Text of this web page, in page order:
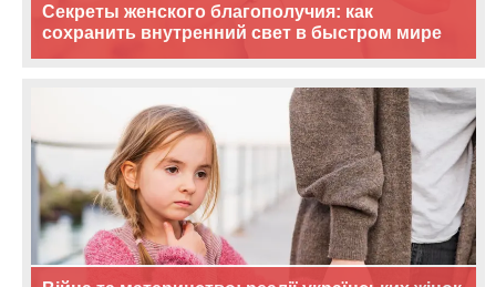
Секреты женского благополучия: как
сохранить внутренний свет в быстром мире